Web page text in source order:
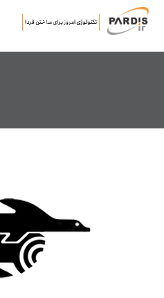
تکنولوژی امروز برای ساختن فردا